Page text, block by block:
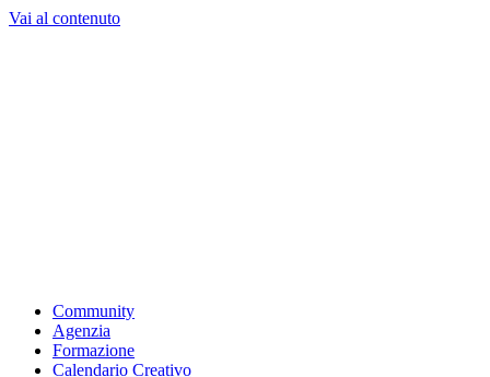
Vai al contenuto
Community
Agenzia
Formazione
Calendario Creativo